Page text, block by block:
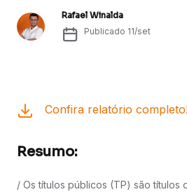
Rafael Winalda
Publicado 11/set
Confira relatório
Resumo:
/ Os títulos públicos (TP) são títulos